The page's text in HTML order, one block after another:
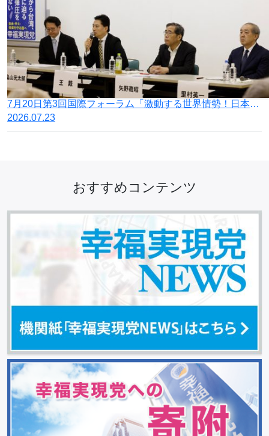
7月20日第3回国際フォーラム「激動する世界情勢！日本の針路を問う」開催
2026.07.23
おすすめコンテンツ